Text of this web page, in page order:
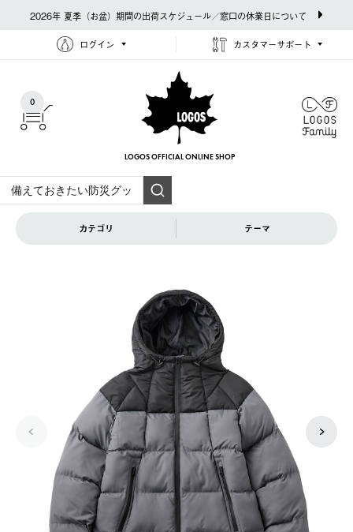
2026年 夏季（お盆）期間の出荷スケジュール／窓口の休業日について
ログイン カスタマーサポート
0
LOGOS OFFICIAL ONLINE SHOP
カテゴリ テーマ